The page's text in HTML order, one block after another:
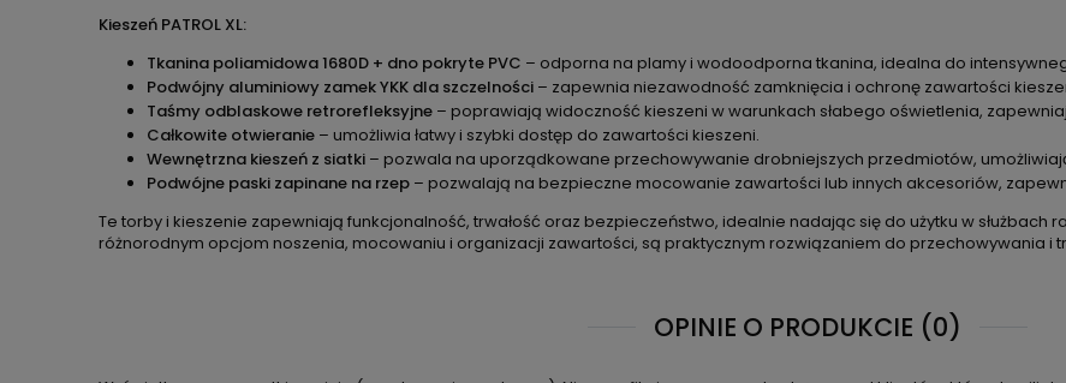
Kieszeń PATROL XL:
Tkanina poliamidowa 1680D + dno pokryte PVC – odporna na plamy i wodoodporna tkanina, idealna do
Podwójny aluminiowy zamek YKK dla szczelności – zapewnia niezawodność zamknięcia i ochronę zawartości
Taśmy odblaskowe retrorefleksyjne – poprawiają widoczność kieszeni w warunkach słabego oświetlenia,
Całkowite otwieranie – umożliwia łatwy i szybki dostęp do zawartości kieszeni.
Wewnętrzna kieszeń z siatki – pozwala na uporządkowane przechowywanie drobniejszych przedmiotów,
Podwójne paski zapinane na rzep – pozwalają na bezpieczne mocowanie zawartości lub innych akcesoriów,
Te torby i kieszenie zapewniają funkcjonalność, trwałość oraz bezpieczeństwo, idealnie nadając się do użytku w służbach
różnorodnym opcjom noszenia, mocowaniu i organizacji zawartości, są praktycznym rozwiązaniem do przechowywania i
OPINIE O PRODUKCIE (0)